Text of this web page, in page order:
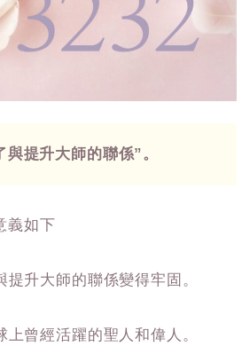
提升大師的聯係”。
義如下
升大師的聯係變得牢固。
曾經活躍的聖人和偉人。